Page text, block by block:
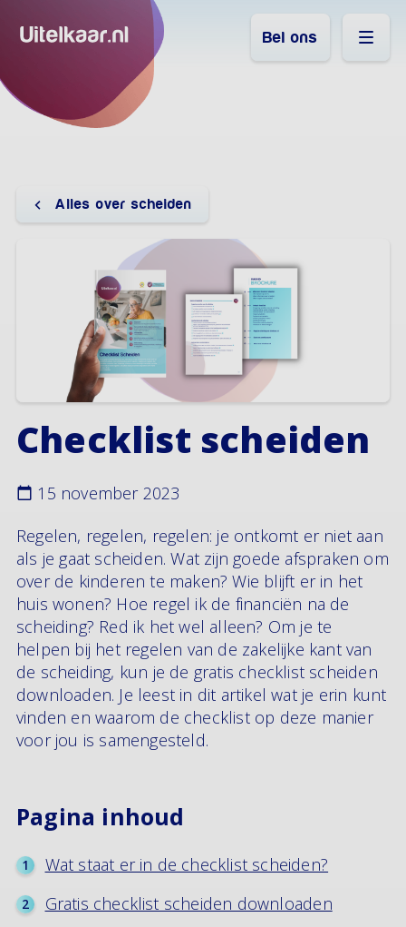
Bel ons
Alles over scheiden
Checklist scheiden
15 november 2023
Regelen, regelen, regelen: je ontkomt er niet aan
als je gaat scheiden. Wat zijn goede afspraken om
over de kinderen te maken? Wie blijft er in het
huis wonen? Hoe regel ik de financiën na de
scheiding? Red ik het wel alleen? Om je te
helpen bij het regelen van de zakelijke kant van
de scheiding, kun je de gratis checklist scheiden
downloaden. Je leest in dit artikel wat je erin kunt
vinden en waarom de checklist op deze manier
voor jou is samengesteld.
Pagina inhoud
Wat staat er in de checklist scheiden?
Gratis checklist scheiden downloaden